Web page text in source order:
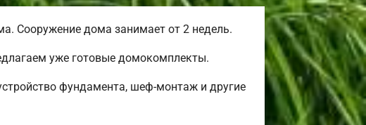
Сооружение дома занимает от 2 недель.
уже готовые домокомплекты.
фундамента, шеф-монтаж и другие